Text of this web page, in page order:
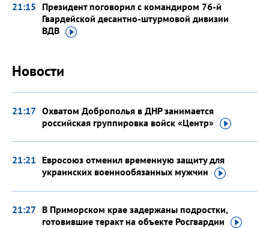
21:15 Президент поговорил с командиром 76-й
Гвардейской десантно-штурмовой дивизии
ВДВ
Новости
21:17 Охватом Доброполья в ДНР занимается
российская группировка войск «Центр»
21:21 Евросоюз отменил временную защиту для
украинских военнообязанных мужчин
21:27 В Приморском крае задержаны подростки,
готовившие теракт на объекте Росгвардии